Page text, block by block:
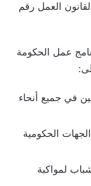
العمل رقم
عمل الحكومة
في جميع أنحاء
الحكومية
لمواكبة